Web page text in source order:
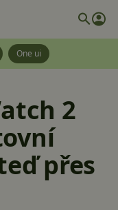
One ui
2
přes